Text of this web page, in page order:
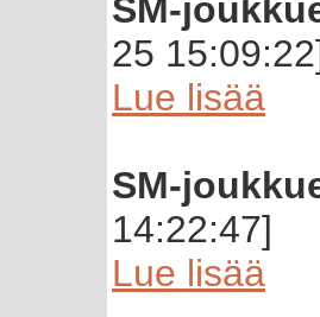
SM-
25
Lue lisää
SM-
14:22:47]
Lue lisää